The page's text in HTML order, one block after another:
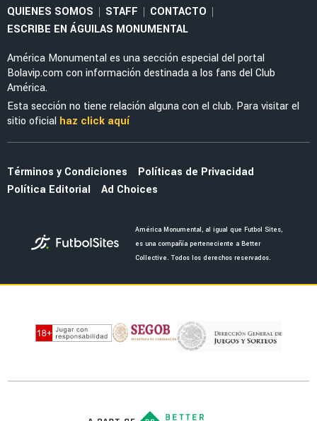
SELECCIÓN MEXICANA
Julián Quiñones habló de su polémica salida
ante Inglaterra